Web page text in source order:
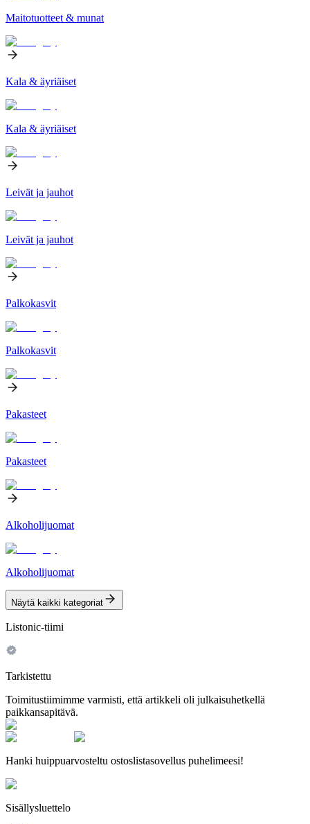
Maitotuotteet & munat
Kala & äyriäiset
Kala & äyriäiset
Leivät ja jauhot
Leivät ja jauhot
Palkokasvit
Palkokasvit
Pakasteet
Pakasteet
Alkoholijuomat
Alkoholijuomat
Näytä kaikki kategoriat
Listonic-tiimi
Tarkistettu
Toimitustiimimme varmisti, että artikkeli oli julkaisuhetkellä
paikkansapitävä.
Hanki huippuarvosteltu ostoslistasovellus puhelimeesi!
Sisällysluettelo